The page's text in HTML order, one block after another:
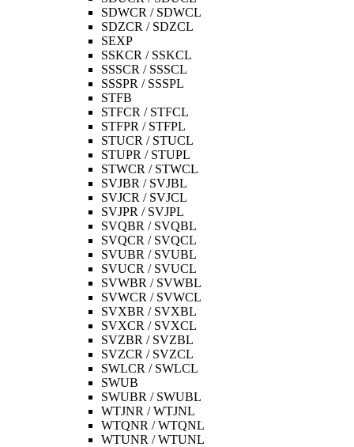
SDWCR / SDWCL
SDZCR / SDZCL
SEXP
SSKCR / SSKCL
SSSCR / SSSCL
SSSPR / SSSPL
STFB
STFCR / STFCL
STFPR / STFPL
STUCR / STUCL
STUPR / STUPL
STWCR / STWCL
SVJBR / SVJBL
SVJCR / SVJCL
SVJPR / SVJPL
SVQBR / SVQBL
SVQCR / SVQCL
SVUBR / SVUBL
SVUCR / SVUCL
SVWBR / SVWBL
SVWCR / SVWCL
SVXBR / SVXBL
SVXCR / SVXCL
SVZBR / SVZBL
SVZCR / SVZCL
SWLCR / SWLCL
SWUB
SWUBR / SWUBL
WTJNR / WTJNL
WTQNR / WTQNL
WTUNR / WTUNL